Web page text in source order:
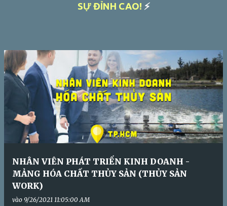
s
SỰ ĐỈNH CAO! ⚡
NHÂN VIÊN PHÁT TRIỂN KINH DOANH -
MẢNG HÓA CHẤT THỦY SẢN (THỦY SẢN
WORK)
vào 9/26/2021 11:05:00 AM